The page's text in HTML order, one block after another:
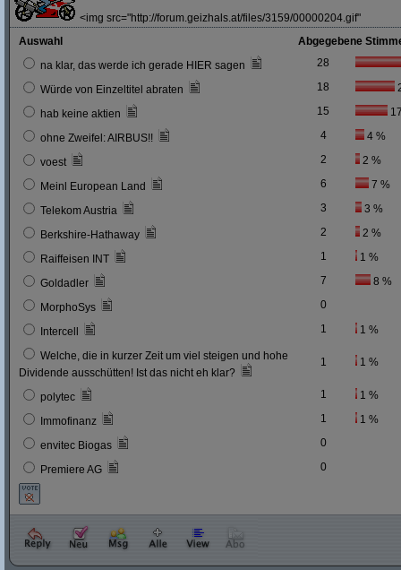
<img src="http://forum.geizhals.at/files/3159/00000204.gif"
Auswahl
Abgegebene
na klar, das werde ich gerade HIER sagen
28
Würde von Einzeltitel abraten 18
hab keine aktien 15
ohne Zweifel: AIRBUS!! 4 4 %
voest 2 2 %
Meinl European Land 6 7 %
Telekom Austria 3 3 %
Berkshire-Hathaway 2 2 %
Raiffeisen INT 1 1 %
Goldadler 7 8 %
MorphoSys 0
Intercell 1 1 %
Welche, die in kurzer Zeit um viel steigen und hohe
Dividende ausschütten! Ist das nicht eh klar?
1 1 %
polytec 1 1 %
Immofinanz 1 1 %
envitec Biogas 0
Premiere AG 0